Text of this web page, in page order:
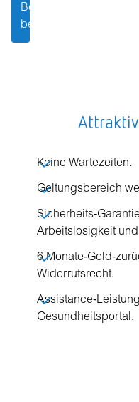
Beitrag
berechnen
Keine Wartezeiten.
Geltungsbereich
Arbeitslosigkeit
6
Widerrufsrecht.
Gesundheitsportal.